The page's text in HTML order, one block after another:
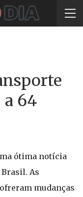
a 64
ótima notícia
As
mudanças